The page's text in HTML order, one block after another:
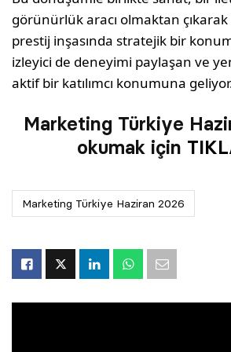
görünürlük aracı olmaktan
prestij inşasında stratejik bir
izleyici de deneyimi paylaşan ve
aktif bir katılımcı konumuna
Marketing Türkiye
okumak için
Marketing Türkiye Haziran 2026